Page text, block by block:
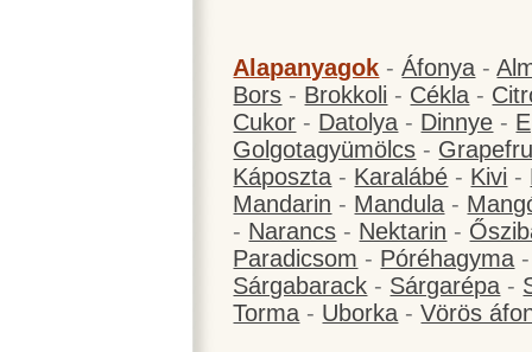
Alapanyagok -Áfonya -
Bors - Brokkoli - Cékla -
Cukor - Datolya - Dinnye -
Golgotagyümölcs -
Káposzta - Karalábé - Kivi -
Mandarin - Mandula -
- Narancs - Nektarin -
Paradicsom - Póréhagyma
Sárgabarack - Sárgarépa -
Torma - Uborka -Vörös